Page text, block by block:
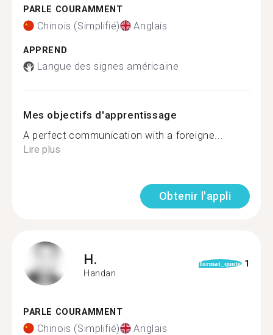
PARLE COURAMMENT
Chinois (Simplifié) Anglais
APPREND
Langue des signes américaine
Mes objectifs d'apprentissage
A perfect communication with a foreigne...
Lire plus
Obtenir l'appli
H.
Handan
format_quote 1
PARLE COURAMMENT
Chinois (Simplifié) Anglais